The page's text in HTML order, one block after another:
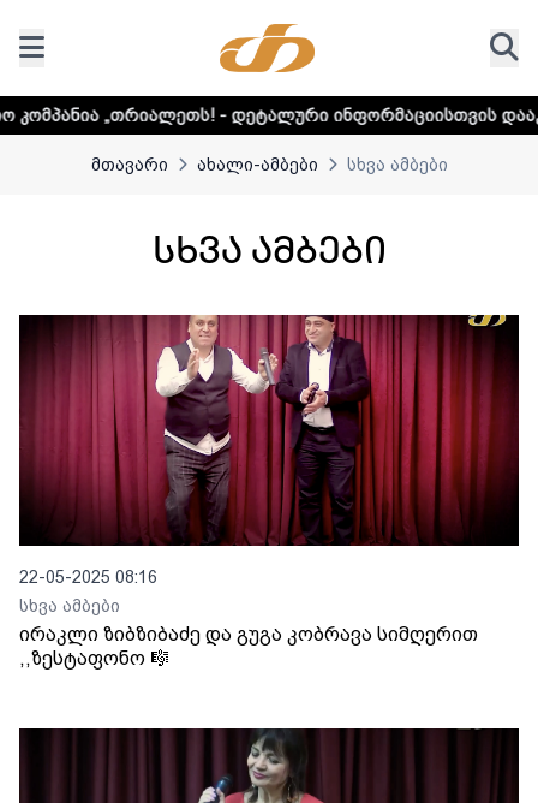
ინფორმაციისთვის დააკლიკეთ ლინკს
მთავარი ახალი-ამბები სხვა ამბები
სხვა ამბები
22-05-2025 08:16
სხვა ამბები
ირაკლი ზიბზიბაძე და გუგა კობრავა სიმღერით
,,ზესტაფონო 🎼